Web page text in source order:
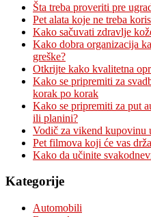
Šta treba proveriti pre
Pet alata koje ne treba
Kako sačuvati zdravlje
Kako dobra organizacija
greške?
Otkrijte kako kvalitetna
Kako se pripremiti za
korak po korak
Kako se pripremiti za put
ili planini?
Vodič za vikend kupovinu
Pet filmova koji će vas
Kako da učinite
Kategorije
Automobili